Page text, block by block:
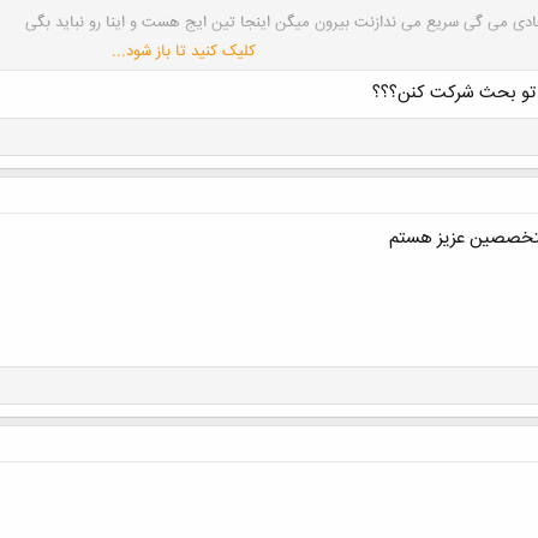
می گی سریع می ندازنت بیرون میگن اینجا تین ایج هست و اینا رو نباید بگی
از اینا یاد گرفتم یا آموزه های من باعث شده اینجوری برداشت کنم
(حالا نه به اون شدت) یا بدجور (حالا نه به اون صورت)
کلیک کنید تا باز شود...
تو بحث شرکت کنن؟؟؟
عزیز هستم